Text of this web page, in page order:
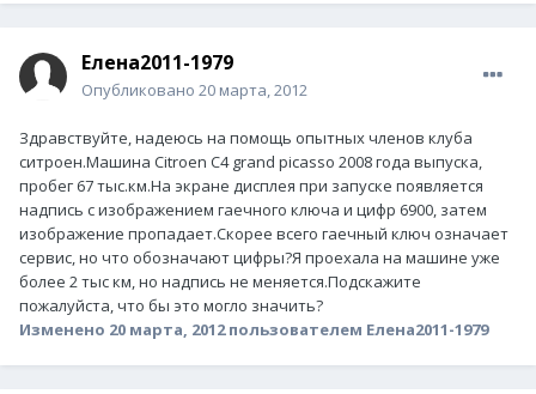
Елена2011-1979
Опубликовано 20 марта, 2012
Здравствуйте, надеюсь на помощь опытных членов клуба
ситроен.Машина Сitroen C4 grand picasso 2008 года выпуска,
пробег 67 тыс.км.На экране дисплея при запуске появляется
надпись с изображением гаечного ключа и цифр 6900, затем
изображение пропадает.Скорее всего гаечный ключ означает
сервис, но что обозначают цифры?Я проехала на машине уже
более 2 тыс км, но надпись не меняется.Подскажите
пожалуйста, что бы это могло значить?
Изменено 20 марта, 2012пользователем Елена2011-1979